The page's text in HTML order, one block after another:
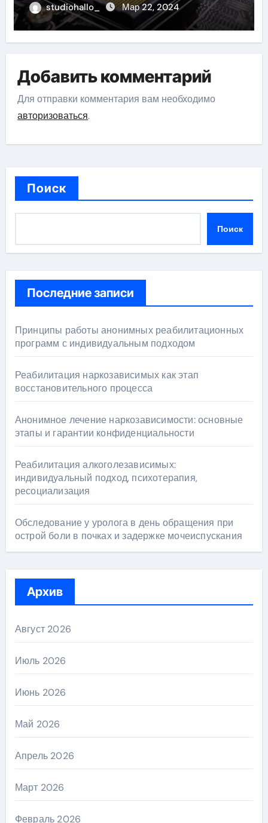
studiohallo_ Мар 22, 2024
Добавить комментарий
Для отправки комментария вам необходимо
авторизоваться.
Поиск
Поиск
Последние записи
Принципы работы анонимных реабилитационных
программ с индивидуальным подходом
Реабилитация наркозависимых как этап
восстановительного процесса
Анонимное лечение наркозависимости: основные
этапы и гарантии конфиденциальности
Реабилитация алкоголезависимых:
индивидуальный подход, психотерапия,
ресоциализация
Обследование у уролога в день обращения при
острой боли в почках и задержке мочеиспускания
Архив
Август 2026
Июль 2026
Июнь 2026
Май 2026
Апрель 2026
Март 2026
Февраль 2026